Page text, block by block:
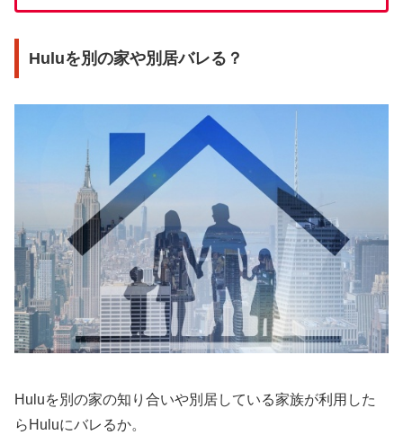
Huluを別の家や別居バレる？
Huluを別の家の知り合いや別居している家族が利用した
らHuluにバレるか。